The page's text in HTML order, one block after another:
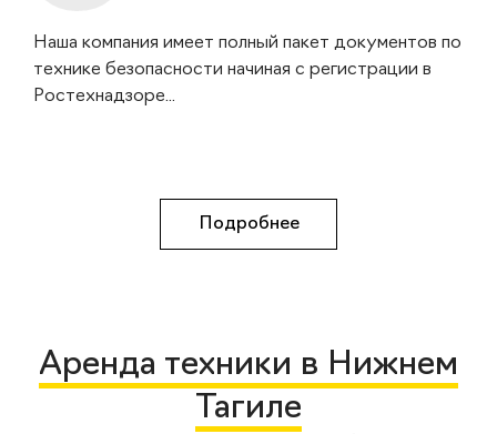
Наша компания имеет полный пакет документов по
технике безопасности начиная с регистрации в
Ростехнадзоре...
Подробнее
Аренда техники в Нижнем
Тагиле